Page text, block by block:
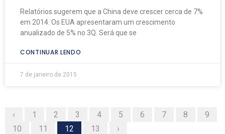
Relatórios sugerem que a China deve crescer cerca de 7%
em 2014. Os EUA apresentaram um crescimento
anualizado de 5% no 3Q. Será que se
CONTINUAR LENDO
7 de janeiro de 2015
‹ 1 2 3 4 5 6 7 8
9
10
11 12 13 ›